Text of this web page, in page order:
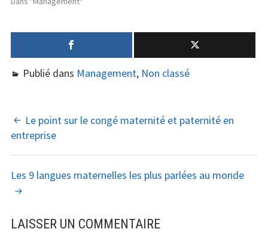
Publié dans Management, Non classé
NAVIGATION
DES
Le point sur le congé maternité et paternité en
entreprise
Les 9 langues maternelles les plus parlées au monde
LAISSER UN COMMENTAIRE